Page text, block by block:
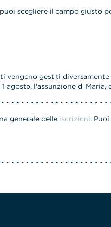
scegliere il campo giusto
gestiti diversamente
agosto, l'assunzione di Maria,
generale delle iscrizioni.